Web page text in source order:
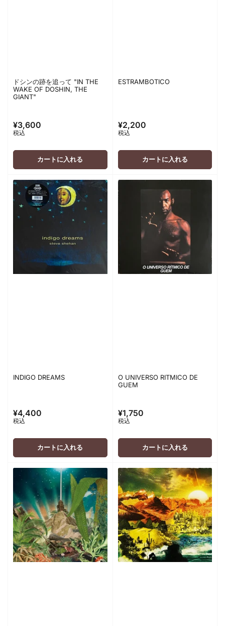
ドシンの跡を追って "IN THE
WAKE OF DOSHIN, THE
GIANT"
通
常
価
¥3,600
税込
カートに入れる
ESTRAMBOTICO
通
常
価
¥2,200
税込
カートに入れる
INDIGO DREAMS
通
常
価
¥4,400
税込
カートに入れる
O UNIVERSO RITMICO DE
GUEM
通
常
価
¥1,750
税込
カートに入れる